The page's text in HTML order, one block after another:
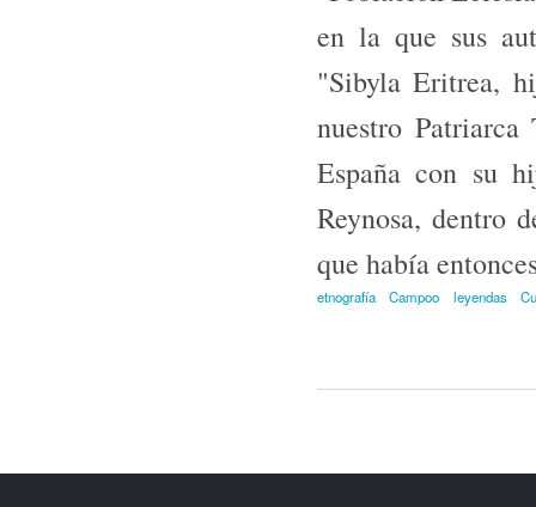
en la que sus
"Sibyla Eritrea,
nuestro
España con su
Reynosa, dentro
que había
etnografía Campoo leyendas